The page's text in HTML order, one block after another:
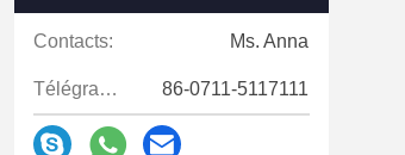
Contacts: Ms. Anna
Télégramme: 86-0711-5117111